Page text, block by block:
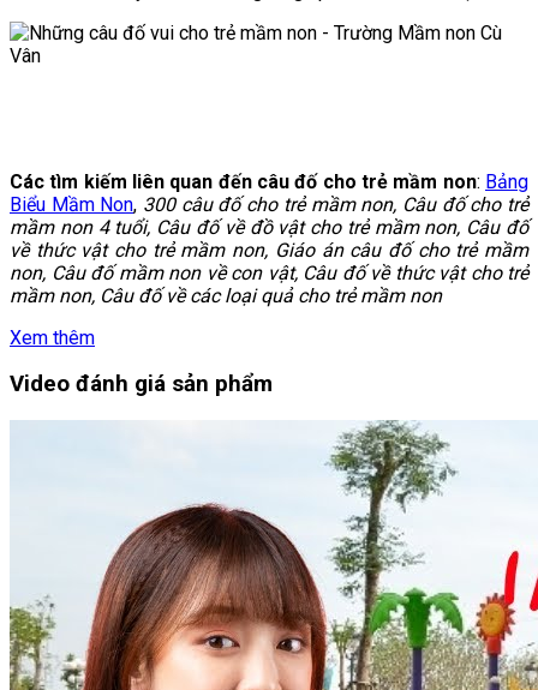
Các tìm kiếm liên quan đến câu đố cho trẻ mầm non: Bảng
Biểu Mầm Non, 300 câu đố cho trẻ mầm non, Câu đố cho trẻ
mầm non 4 tuổi, Câu đố về đồ vật cho trẻ mầm non, Câu đố
về thức vật cho trẻ mầm non, Giáo án câu đố cho trẻ mầm
non, Câu đố mầm non về con vật, Câu đố về thức vật cho trẻ
mầm non, Câu đố về các loại quả cho trẻ mầm non
Xem thêm
Video đánh giá sản phẩm